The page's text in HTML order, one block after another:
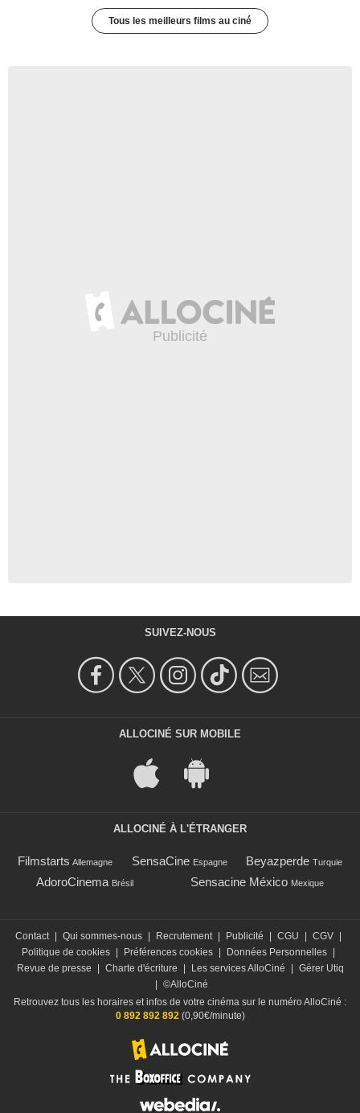
Tous les meilleurs films au ciné
SUIVEZ-NOUS
ALLOCINÉ SUR MOBILE
ALLOCINÉ À L'ÉTRANGER
Filmstarts Allemagne SensaCine Espagne Beyazperde Turquie
AdoroCinema Brésil Sensacine México Mexique
Contact Qui sommes-nous Recrutement Publicité CGU CGV
Politique de cookies
Préférences cookies Données Personnelles
Revue de presse
Charte d'écriture Les services AlloCiné
Gérer Utiq
©AlloCiné
Retrouvez tous les horaires et infos de votre cinéma sur le numéro AlloCiné :
0 892 892 892(0,90€/minute)